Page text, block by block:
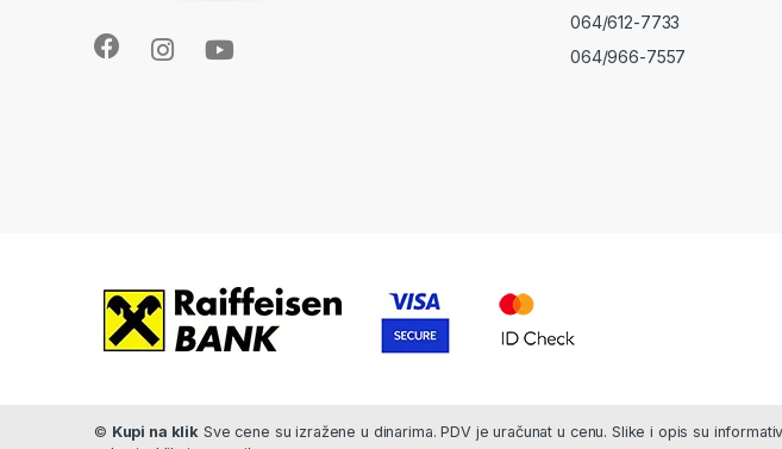
064/612-7733
064/966-7557
© Kupi na klik Sve cene su izražene u dinarima. PDV je uračunat u cenu. Slike i opis su